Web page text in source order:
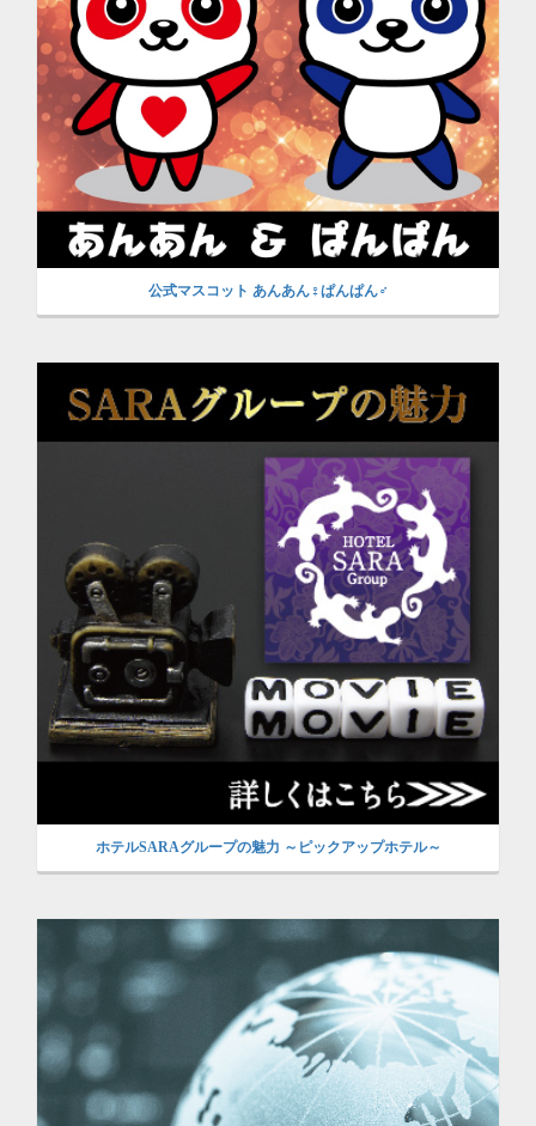
公式マスコット あんあん♀ぱんぱん♂
ホテルSARAグループの魅力 ～ピックアップホテル～